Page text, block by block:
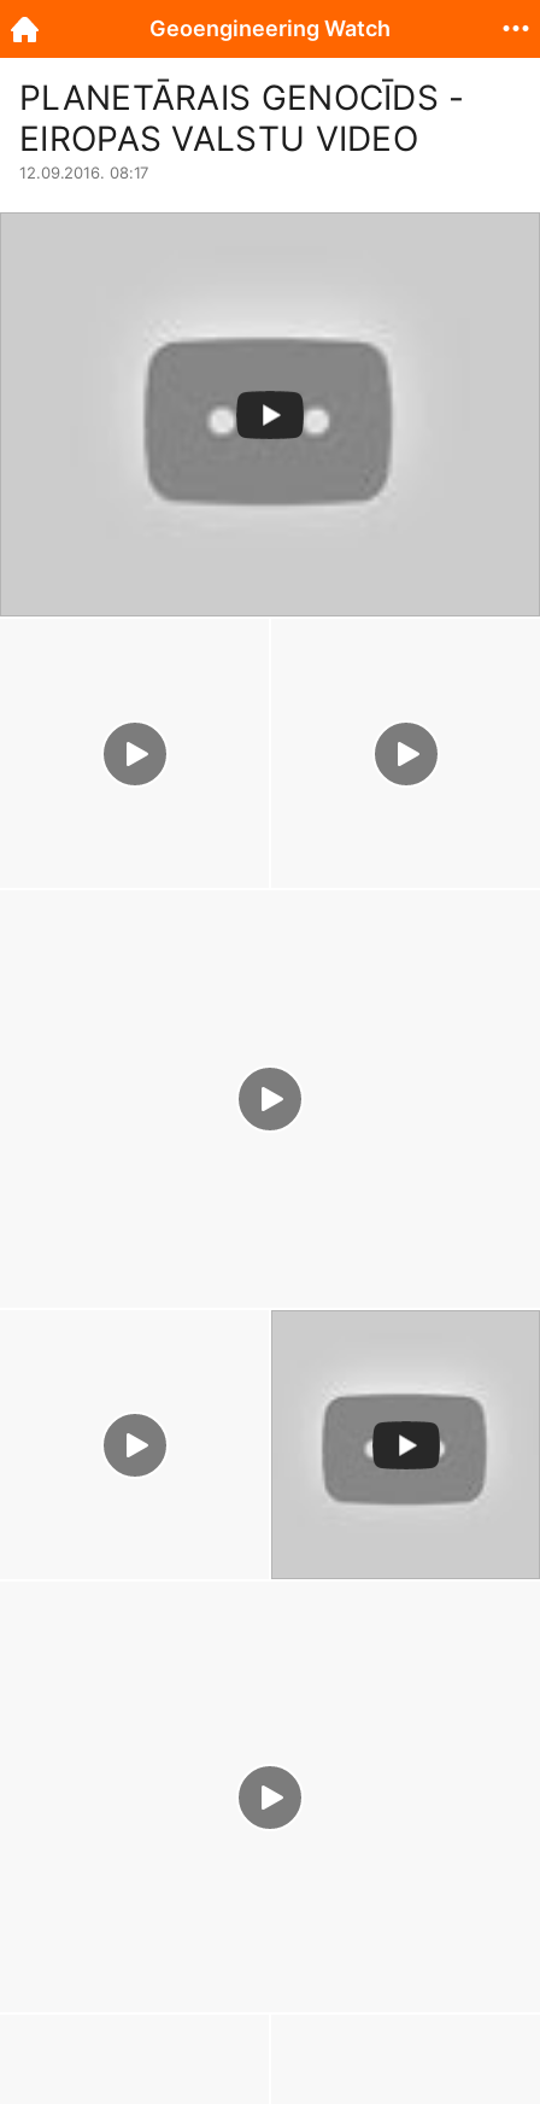
PLANETĀRAIS GENOCĪDS -
EIROPAS VALSTU VIDEO
12.09.2016. 08:17
Geoengineering Watch